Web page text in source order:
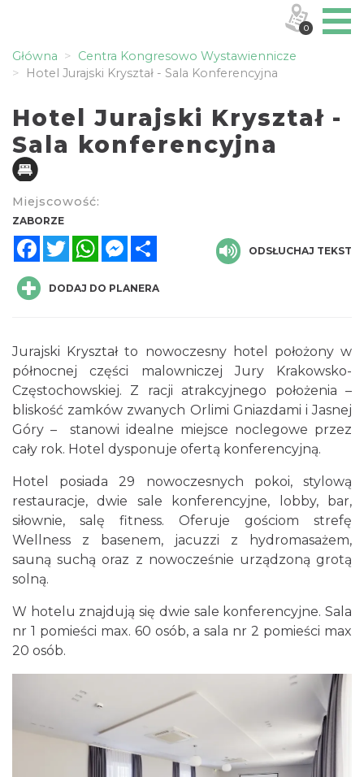
Główna
Centra Kongresowo Wystawiennicze
Hotel Jurajski Kryształ - Sala Konferencyjna
Hotel Jurajski Kryształ -
Sala konferencyjna
Miejscowość:
ZABORZE
FacebookTwitterWhatsAppMessenger
ODSŁUCHAJ TEKST
DODAJ DO PLANERA
Jurajski Kryształ to nowoczesny hotel położony w
północnej części malowniczej Jury Krakowsko-
Częstochowskiej. Z racji atrakcyjnego położenia –
bliskość zamków zwanych Orlimi Gniazdami i Jasnej
Góry – stanowi idealne miejsce noclegowe przez
cały rok. Hotel dysponuje ofertą konferencyjną.
Hotel posiada 29 nowoczesnych pokoi, stylową
restauracje, dwie sale konferencyjne, lobby, bar,
siłownie, salę fitness. Oferuje gościom strefę
Wellness z basenem, jacuzzi z hydromasażem,
sauną suchą oraz z nowocześnie urządzoną grotą
solną.
W hotelu znajdują się dwie sale konferencyjne. Sala
nr 1 pomieści max. 60 osób, a sala nr 2 pomieści max
20 osób.
0